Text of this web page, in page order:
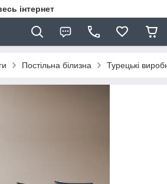
інтернет
Постільна білизна Турецькі